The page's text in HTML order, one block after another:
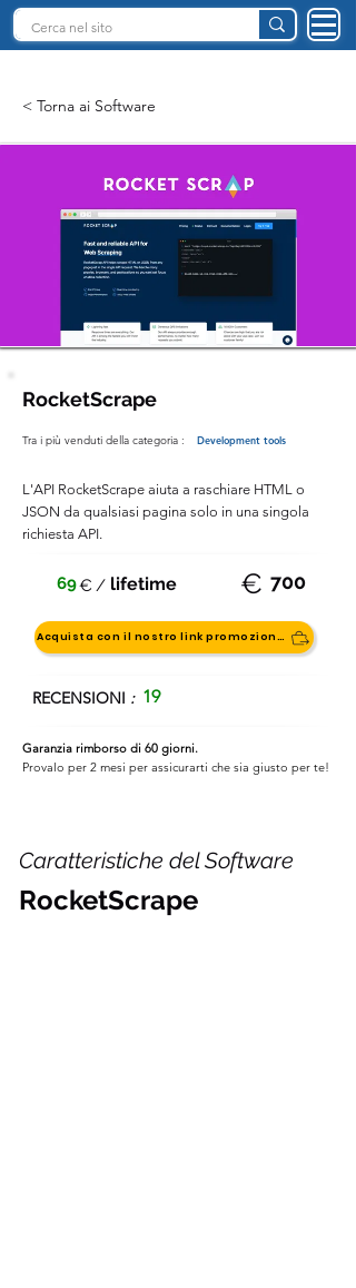
< Torna ai Software
RocketScrape
Tra i più venduti della categoria : Development tools
L'API RocketScrape aiuta a raschiare HTML o
JSON da qualsiasi pagina solo in una singola
richiesta API.
69€ / lifetime € 700
Acquista con il nostro link promozionale
RECENSIONI : 19
Garanzia rimborso di 60 giorni.
Provalo per 2 mesi per assicurarti che sia giusto per te!
Caratteristiche del Software
RocketScrape